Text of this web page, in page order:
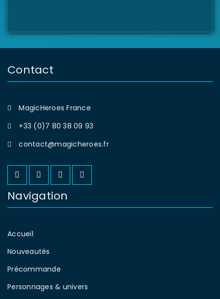
Contact
MagicHeroes France
+33 (0)7 80 38 09 93
contact@magicheroes.fr
Navigation
Accueil
Nouveautés
Précommande
Personnages & univers